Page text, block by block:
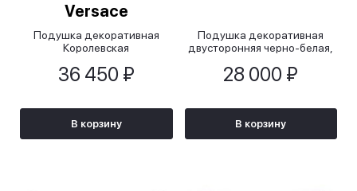
Versace
Подушка декоративная
Королевская
см
36 450 ₽
В корзину
Подушка декоративная
двусторонняя черно-белая,
28 000 ₽
В корзину